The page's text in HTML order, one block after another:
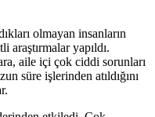
olmayan insanların
araştırmalar yapıldı.
aile içi çok ciddi sorunları
süre işlerinden atıldığını